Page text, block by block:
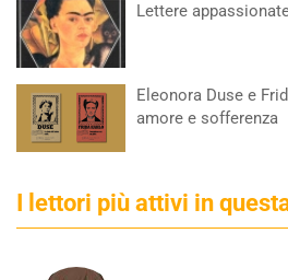
Lettere
Eleonora Duse e
amore e sofferenza
I lettori più attivi in